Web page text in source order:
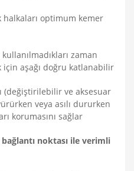
halkaları optimum kemer
zaman
için aşağı doğru katlanabilir
(değiştirilebilir ve aksesuar
veya asılı dururken
korumasını sağlar
bağlantı noktası ile verimli